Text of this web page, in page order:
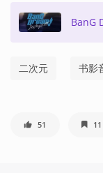
BanG
二次元 书影
51 11